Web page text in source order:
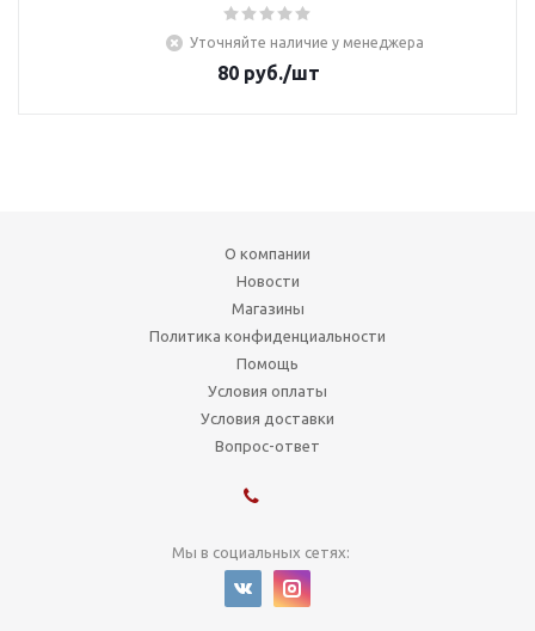
Уточняйте наличие у менеджера
80руб./шт
О компании
Новости
Магазины
Политика конфиденциальности
Помощь
Условия оплаты
Условия доставки
Вопрос-ответ
Мы в социальных сетях: